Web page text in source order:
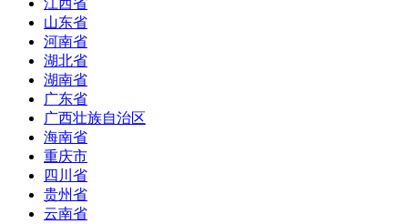
江西省
山东省
河南省
湖北省
湖南省
广东省
广西壮族自治区
海南省
重庆市
四川省
贵州省
云南省